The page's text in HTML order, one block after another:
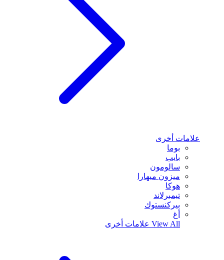
علامات أخرى
بوما
بايب
سالومون
ميزون ميهارا
هوكا
تيمبرلاند
بيركنستوك
أغ
View All علامات أخرى